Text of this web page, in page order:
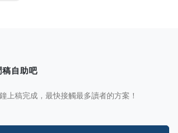
稿自助吧
上稿完成，最快接觸最多讀者的方案！